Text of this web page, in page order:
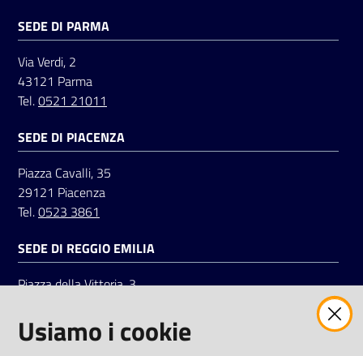
SEDE DI PARMA
Via Verdi, 2
43121 Parma
Tel.0521 21011
SEDE DI PIACENZA
Piazza Cavalli, 35
29121 Piacenza
Tel.0523 3861
SEDE DI REGGIO EMILIA
Piazza della Vittoria, 3
Tel.0522 7961
Usiamo i cookie